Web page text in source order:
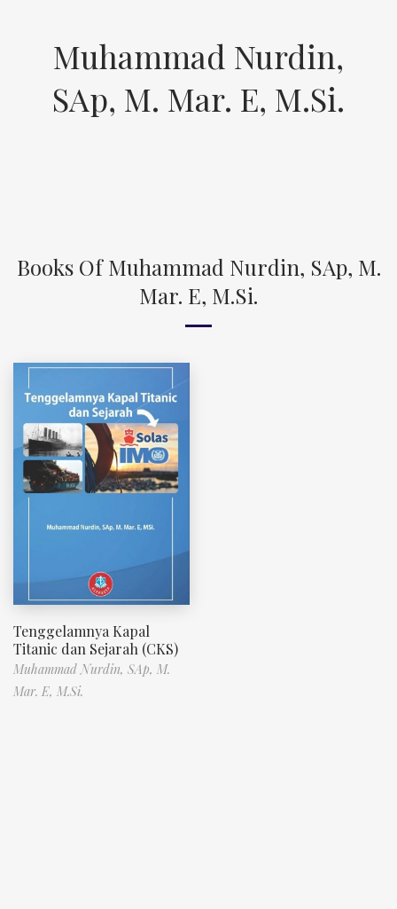
Muhammad Nurdin,
SAp, M. Mar. E, M.Si.
Books Of Muhammad Nurdin, SAp, M.
Mar. E, M.Si.
Tenggelamnya Kapal
Titanic dan Sejarah (CKS)
Muhammad Nurdin, SAp, M.
Mar. E, M.Si.